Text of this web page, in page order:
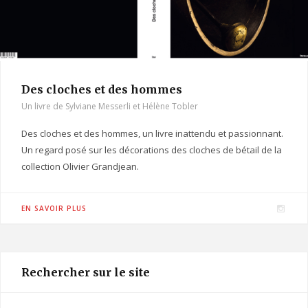
Des cloches et des hommes
Un livre de Sylviane Messerli et Hélène Tobler
Des cloches et des hommes, un livre inattendu et passionnant.
Un regard posé sur les décorations des cloches de bétail de la
collection Olivier Grandjean.
EN SAVOIR PLUS
I
Rechercher sur le site